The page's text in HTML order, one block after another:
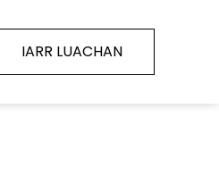
IARR LUACHAN